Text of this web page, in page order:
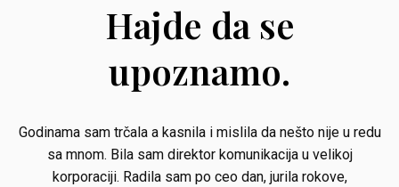
Hajde da se
upoznamo.
Godinama sam trčala a kasnila i mislila da nešto nije u redu
sa mnom. Bila sam direktor komunikacija u velikoj
korporaciji. Radila sam po ceo dan, jurila rokove,